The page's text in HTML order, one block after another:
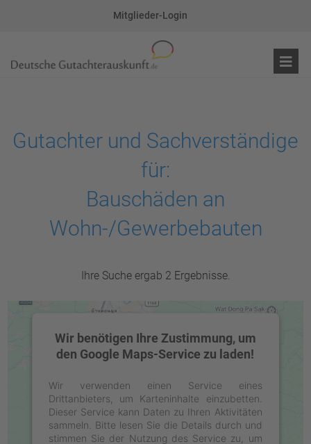
Mitglieder-Login
Gutachter und Sachverständige
für:
Bauschäden an
Wohn-/Gewerbebauten
Ihre Suche ergab 2 Ergebnisse.
Wir benötigen Ihre Zustimmung, um
den Google Maps-Service zu laden!
Wir verwenden einen Service eines
Drittanbieters, um Karteninhalte einzubetten.
Dieser Service kann Daten zu Ihren Aktivitäten
sammeln. Bitte lesen Sie die Details durch und
stimmen Sie der Nutzung des Service zu, um